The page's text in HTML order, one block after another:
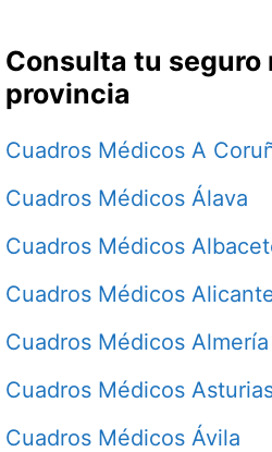
Consulta tu seguro
provincia
Cuadros Médicos A
Cuadros Médicos Álava
Cuadros Médicos
Cuadros Médicos
Cuadros Médicos Almería
Cuadros Médicos
Cuadros Médicos Ávila